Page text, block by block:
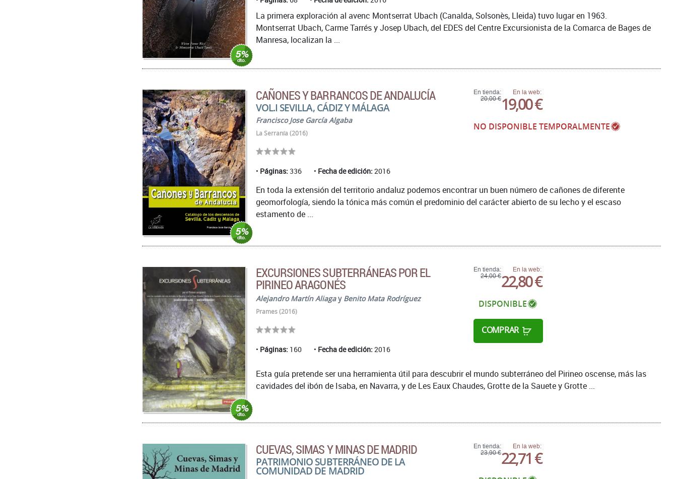
La primera exploración al avenc Montserrat Ubach (Canalda, Solsonès, Lleida) tuvo lugar en 1963.
Montserrat Ubach, Carme Tarrés y Josep Ubach, del EDES del Centre Excursionista de la Comarca de Bages de
Manresa, localizan la ...
CAÑONES Y BARRANCOS DE ANDALUCÍA
VOL.I SEVILLA, CÁDIZ Y MÁLAGA
Francisco Jose García Algaba
La Serranía (2016)
Páginas: 336 Fecha de edición: 2016
En tienda:
20,00 €
En la web:
19,00 €
NO DISPONIBLE TEMPORALMENTE
En toda la extensión del territorio andaluz podemos encontrar un buen número de cañones de diferente
geomorfología, siendo la tónica más común el predominio del carácter abierto de su lecho y el escaso
estamento de ...
EXCURSIONES SUBTERRÁNEAS POR EL
PIRINEO ARAGONÉS
Alejandro Martín Aliagay Benito Mata Rodríguez
Prames (2016)
Páginas: 160 Fecha de edición: 2016
En tienda:
24,00 €
En la web:
22,80 €
DISPONIBLE
COMPRAR
Esta guía pretende ser una herramienta útil para descubrir el mundo subterráneo del Pirineo oscense, más las
cavidades del ibón de Isaba, en Navarra, y de Les Eaux Chaudes, Grotte de la Sauete y Grotte ...
CUEVAS, SIMAS Y MINAS DE MADRID
PATRIMONIO SUBTERRÁNEO DE LA
COMUNIDAD DE MADRID
En tienda:
23,90 €
En la web:
22,71 €